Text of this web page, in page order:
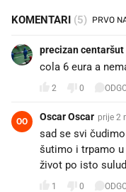
KOMENTARI (5)
precizan centaršut
cola 6 eura a
2 0
OO Oscar Oscar prije 2
sad se svi
šutimo i trpamo u
život po isto
1 0